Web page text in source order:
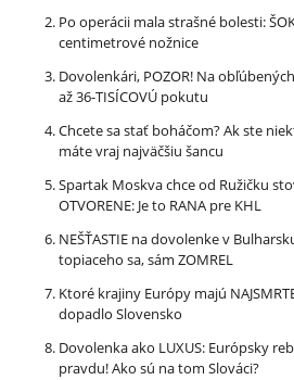
Po operácii mala strašné bolesti:
centimetrové nožnice
Dovolenkári, POZOR! Na
až 36-TISÍCOVÚ pokutu
Chcete sa stať boháčom? Ak ste
máte vraj najväčšiu šancu
Spartak Moskva chce od Ružičku
OTVORENE: Je to RANA pre KHL
NEŠŤASTIE na dovolenke v
topiaceho sa, sám ZOMREL
Ktoré krajiny Európy majú
dopadlo Slovensko
Dovolenka ako LUXUS: Európsky
pravdu! Ako sú na tom Slováci?